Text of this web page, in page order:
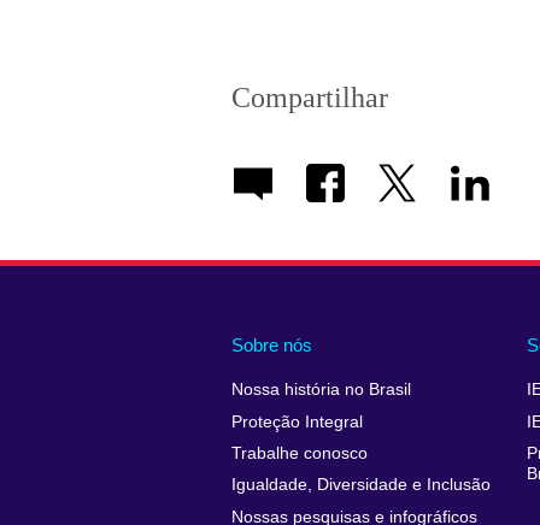
Compartilhar
Sobre nós
Nossa história no Brasil
Proteção Integral
Trabalhe conosco
Igualdade, Diversidade e Inclusão
Nossas pesquisas e infográficos